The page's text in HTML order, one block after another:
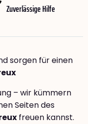
Zuverlässige Hilfe
sorgen für einen
– wir kümmern
Seiten des
freuen kannst.